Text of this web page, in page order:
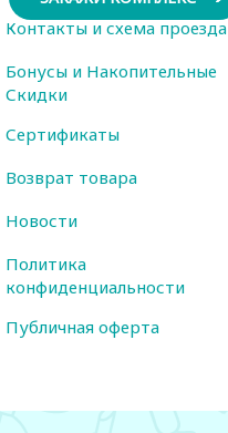
Контакты и схема проезда
Бонусы и Накопительные
Скидки
Сертификаты
Возврат товара
Новости
Политика
конфиденциальности
Публичная оферта